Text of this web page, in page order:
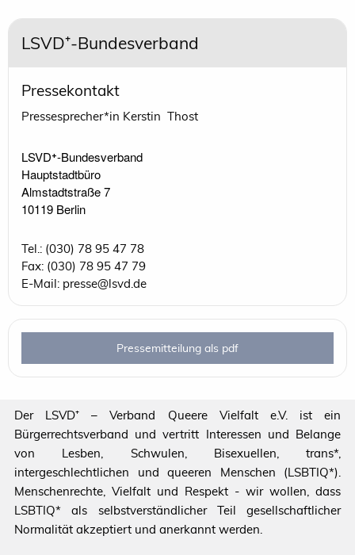
LSVD⁺-Bundesverband
Pressekontakt
Pressesprecher*in Kerstin Thost
LSVD⁺-Bundesverband
Hauptstadtbüro
Almstadtstraße 7
10119 Berlin
Tel.: (030) 78 95 47 78
Fax: (030) 78 95 47 79
E-Mail: presse@lsvd.de
Pressemitteilung als pdf
Der LSVD⁺ – Verband Queere Vielfalt e.V. ist ein
Bürgerrechtsverband und vertritt Interessen und Belange
von Lesben, Schwulen, Bisexuellen, trans*,
intergeschlechtlichen und queeren Menschen (LSBTIQ*).
Menschenrechte, Vielfalt und Respekt - wir wollen, dass
LSBTIQ* als selbstverständlicher Teil gesellschaftlicher
Normalität akzeptiert und anerkannt werden.